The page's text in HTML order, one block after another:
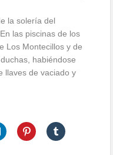
la solería del
las piscinas de los
Los Montecillos y de
habiéndose
llaves de vaciado y